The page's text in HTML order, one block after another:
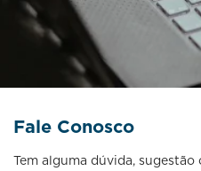
Fale Conosco
Tem alguma dúvida,